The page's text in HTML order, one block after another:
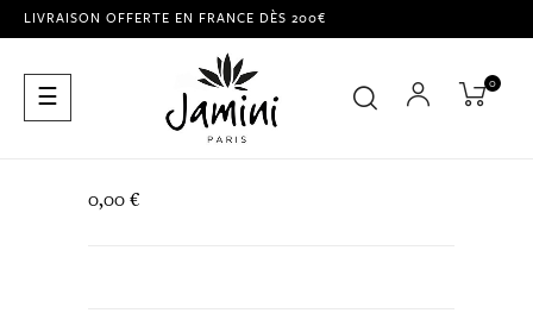
LIVRAISON OFFERTE EN FRANCE DÈS 200€
Basculer
la
☰ 0
0,00 €